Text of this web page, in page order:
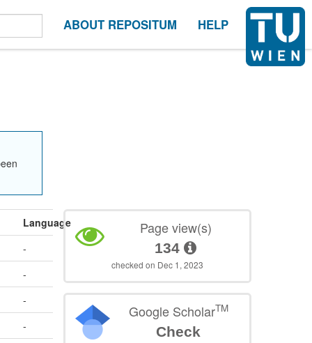
ABOUT REPOSITUM HELP
Language
-
-
-
-
Page view(s)
134
checked on Dec 1, 2023
Google ScholarTM
Check